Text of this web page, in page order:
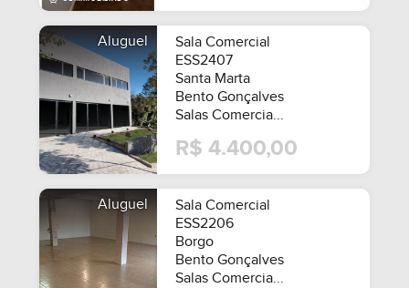
Aluguel
Sala Comercial
ESS2407
Santa Marta
Bento Gonçalves
Salas Comercia...
R$ 4.400,00
Aluguel
Sala Comercial
ESS2206
Borgo
Bento Gonçalves
Salas Comercia...